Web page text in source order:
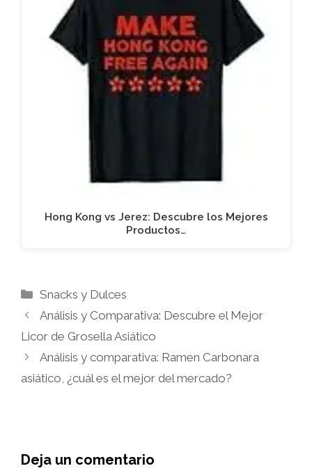
Hong Kong vs Jerez: Descubre los Mejores
Productos…
Categorías
Snacks y Dulces
Análisis y Comparativa: Descubre el Mejor
Licor de Grosella Asiático
Análisis y comparativa: Ramen Carbonara
asiático, ¿cuál es el mejor del mercado?
Deja un comentario